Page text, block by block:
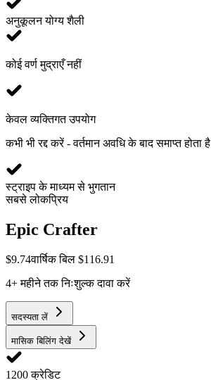
अनुकूलन योग्य शैली
कोई वर्ण मुद्राएँ नहीं
केवल व्यक्तिगत उपयोग
कभी भी रद्द करें - वर्तमान अवधि के बाद समाप्त होता है
स्ट्राइप के माध्यम से भुगतान
सबसे लोकप्रिय
Epic Crafter
$9.74वार्षिक बिल $116.91
4+ महीने तक निःशुल्क दावा करें
सदस्यता लें
मासिक बिलिंग देखें
1200 क्रेडिट